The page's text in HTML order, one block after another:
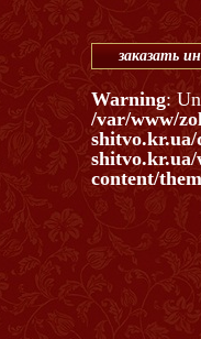
заказать
Warning:
/var/www/
shitvo.kr.ua/
shitvo.kr.ua/
content/